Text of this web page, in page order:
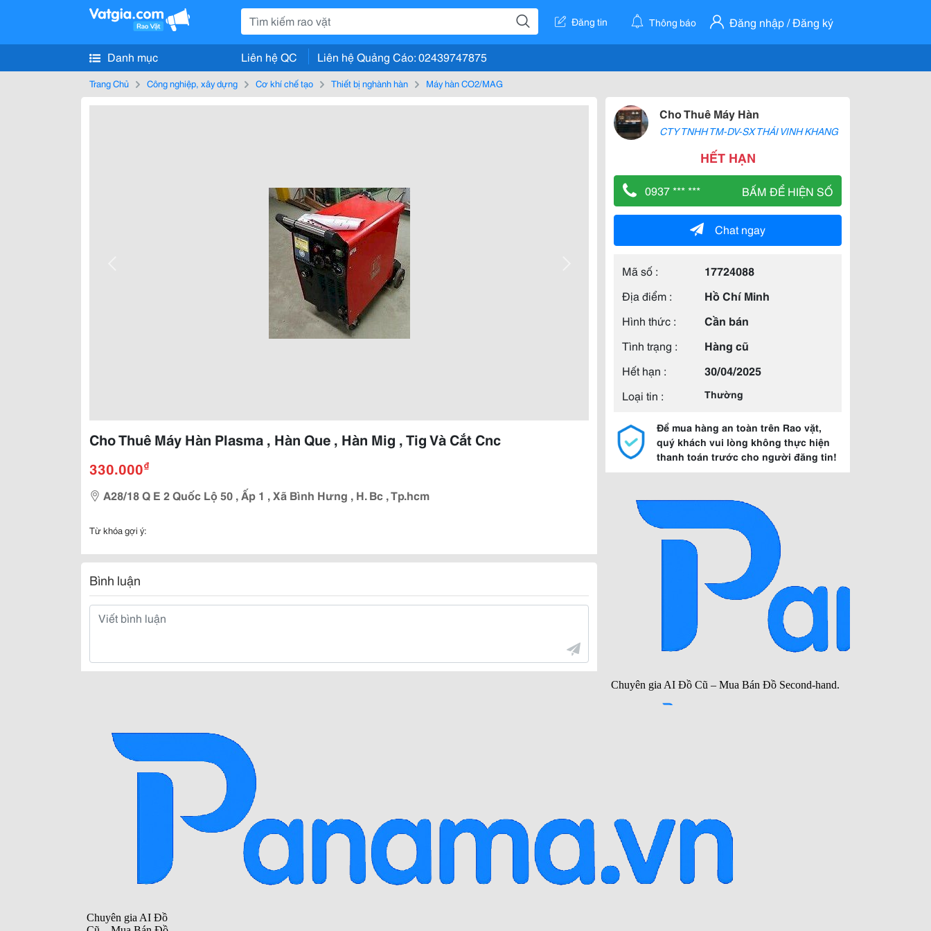
Đăng tin Thông báo Đăng nhập / Đăng ký
Danh mục Liên hệ QC Liên hệ Quảng Cáo: 02439747875
Trang Chủ Công nghiệp, xây dựng Cơ khí chế tạo Thiết bị nghành hàn Máy hàn CO2/MAG
Cho Thuê Máy Hàn Plasma , Hàn Que , Hàn Mig , Tig Và Cắt Cnc
330.000₫
A28/18 Q E 2 Quốc Lộ 50 , Ấp 1 , Xã Bình Hưng , H. Bc , Tp.hcm
Từ khóa gợi ý:
Bình luận
Cho Thuê Máy Hàn
CTY TNHH TM-DV-SX THÁI VINH KHANG
HẾT HẠN
0937 *** *** BẤM ĐỂ HIỆN SỐ
Chat ngay
Mã số :
17724088
Địa điểm :
Hồ Chí Minh
Hình thức :
Cần bán
Tình trạng :
Hàng cũ
Hết hạn :
30/04/2025
Loại tin :
Thường
Để mua hàng an toàn trên Rao vặt,
quý khách vui lòng không thực hiện
thanh toán trước cho người đăng tin!